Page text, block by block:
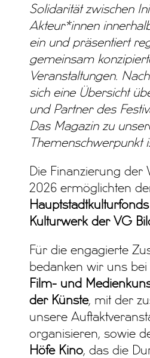
Solidarität zwischen
Akteur*innen
ein und präsentiert
gemeinsam
Veranstaltungen.
sich eine Übersicht
und Partner des
Das Magazin zu
Themenschwerpunkt
Die Finanzierung der
2026 ermöglichten
Hauptstadtkulturfonds
Kulturwerk der VG
Für die engagierte
bedanken wir uns
Film- und
der Künste, mit der
unsere
organisieren, sowie
Höfe Kino, das die